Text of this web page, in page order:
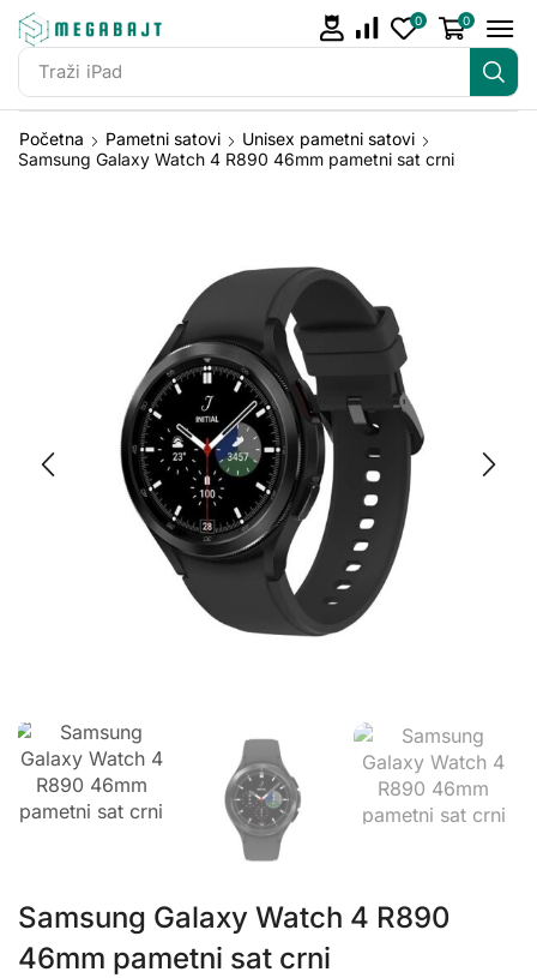
Traži iPhone 14
0 0
Početna Pametni satovi
Unisex pametni satovi
Samsung Galaxy Watch 4 R890 46mm pametni sat crni
Samsung Galaxy Watch 4 R890
46mm pametni sat crni